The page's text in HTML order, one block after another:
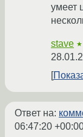
умеет
stave
Ответ на:
06:47:20